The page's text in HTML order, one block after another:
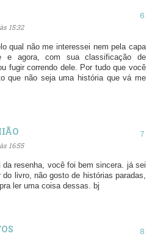
15:32
qual não me interessei nem pela capa
e agora, com sua classificação de
fugir correndo dele. Por tudo que você
que não seja uma história que vá me
16:55
da resenha, você foi bem sincera. já sei
livro, não gosto de histórias paradas,
ler uma coisa dessas. bj